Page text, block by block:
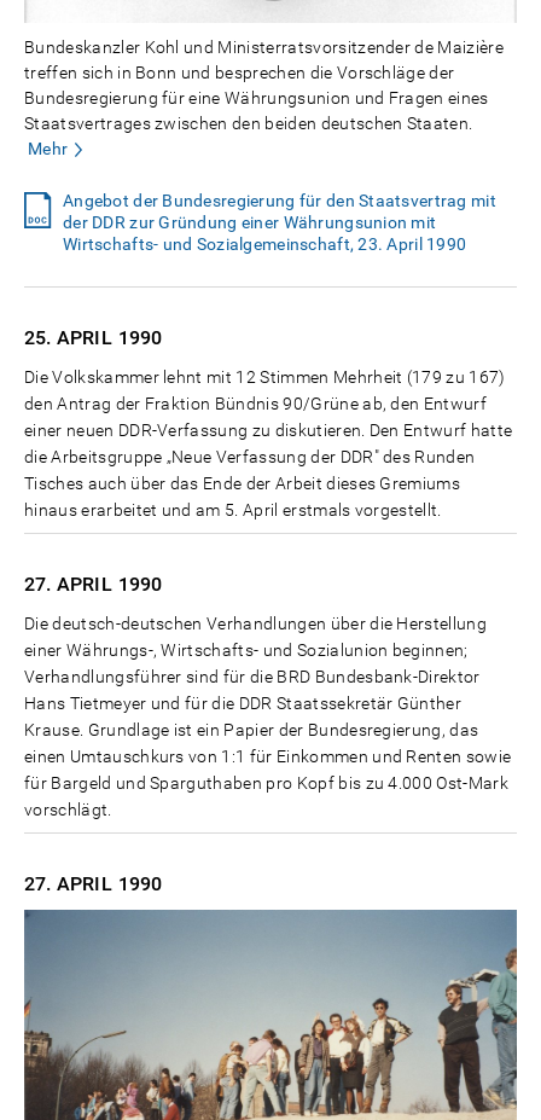
Bundeskanzler Kohl und Ministerratsvorsitzender de Maizière
treffen sich in Bonn und besprechen die Vorschläge der
Bundesregierung für eine Währungsunion und Fragen eines
Staatsvertrages zwischen den beiden deutschen Staaten.
Mehr
Angebot der Bundesregierung für den Staatsvertrag mit
der DDR zur Gründung einer Währungsunion mit
Wirtschafts- und Sozialgemeinschaft, 23. April 1990
25. APRIL 1990
Die Volkskammer lehnt mit 12 Stimmen Mehrheit (179 zu 167)
den Antrag der Fraktion Bündnis 90/Grüne ab, den Entwurf
einer neuen DDR-Verfassung zu diskutieren. Den Entwurf hatte
die Arbeitsgruppe „Neue Verfassung der DDR" des Runden
Tisches auch über das Ende der Arbeit dieses Gremiums
hinaus erarbeitet und am 5. April erstmals vorgestellt.
27. APRIL 1990
Die deutsch-deutschen Verhandlungen über die Herstellung
einer Währungs-, Wirtschafts- und Sozialunion beginnen;
Verhandlungsführer sind für die BRD Bundesbank-Direktor
Hans Tietmeyer und für die DDR Staatssekretär Günther
Krause. Grundlage ist ein Papier der Bundesregierung, das
einen Umtauschkurs von 1:1 für Einkommen und Renten sowie
für Bargeld und Sparguthaben pro Kopf bis zu 4.000 Ost-Mark
vorschlägt.
27. APRIL 1990